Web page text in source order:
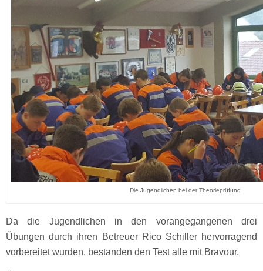
Die Jugendlichen bei der Theorieprüfung
Da die Jugendlichen in den vorangegangenen drei
Übungen durch ihren Betreuer Rico Schiller hervorragend
vorbereitet wurden, bestanden den Test alle mit Bravour.